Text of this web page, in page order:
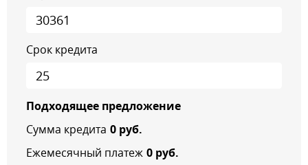
Срок кредита
Подходящее предложение
Сумма кредита 0руб.
Ежемесячный платеж 0руб.